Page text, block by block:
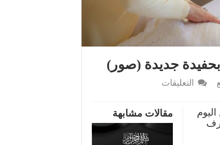
جديدة (صور)
التعليقات
بنت
الحسن
ترزق
مقالات مشابهة